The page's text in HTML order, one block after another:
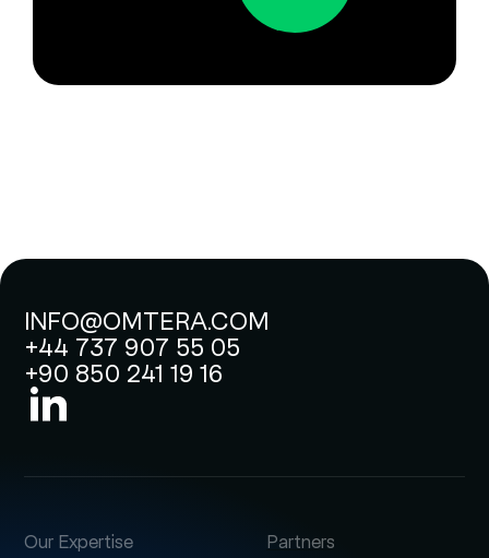
INFO@OMTERA.COM
+44 737 907 55 05
+90 850 241 19 16
Our Expertise Partners